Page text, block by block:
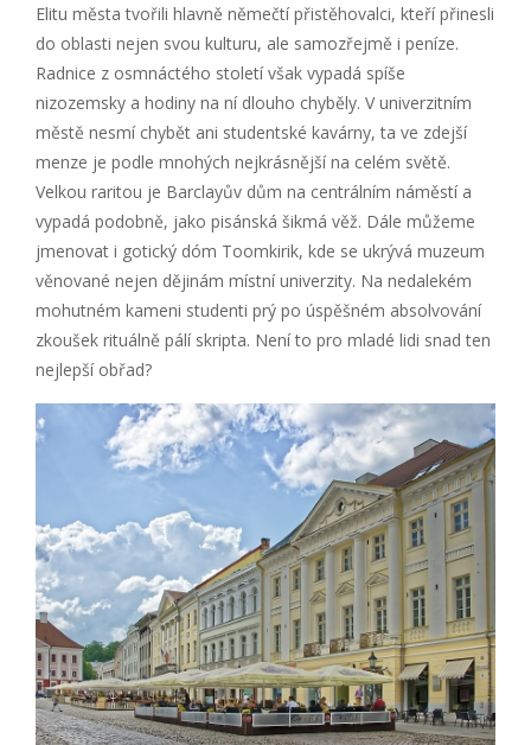
Elitu města tvořili hlavně němečtí přistěhovalci, kteří přinesli
do oblasti nejen svou kulturu, ale samozřejmě i peníze.
Radnice z osmnáctého století však vypadá spíše
nizozemsky a hodiny na ní dlouho chyběly. V univerzitním
městě nesmí chybět ani studentské kavárny, ta ve zdejší
menze je podle mnohých nejkrásnější na celém světě.
Velkou raritou je Barclayův dům na centrálním náměstí a
vypadá podobně, jako pisánská šikmá věž. Dále můžeme
jmenovat i gotický dóm Toomkirik, kde se ukrývá muzeum
věnované nejen dějinám místní univerzity. Na nedalekém
mohutném kameni studenti prý po úspěšném absolvování
zkoušek rituálně pálí skripta. Není to pro mladé lidi snad ten
nejlepší obřad?